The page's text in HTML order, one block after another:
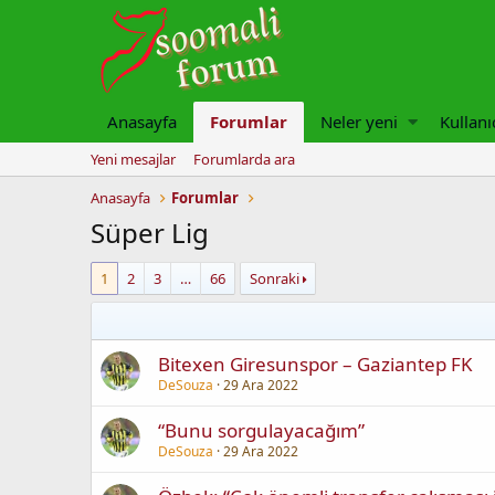
Anasayfa Forumlar Neler yeni
Yeni mesajlar
Forumlarda ara
Anasayfa
Forumlar
Süper Lig
1 2 3 … 66 Sonraki
Bitexen Giresunspor – Gaziantep FK
DeSouza 29 Ara 2022
“Bunu sorgulayacağım”
DeSouza 29 Ara 2022